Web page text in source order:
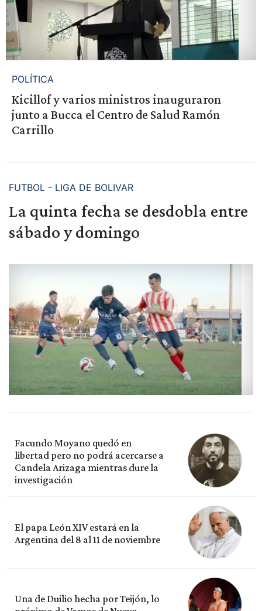
POLÍTICA
Kicillof y varios ministros inauguraron
junto a Bucca el Centro de Salud Ramón
Carrillo
FUTBOL - LIGA DE BOLIVAR
La quinta fecha se desdobla entre
sábado y domingo
Facundo Moyano quedó en
libertad pero no podrá acercarse a
Candela Arizaga mientras dure la
investigación
El papa León XIV estará en la
Argentina del 8 al 11 de noviembre
Una de Duilio hecha por Teijón, lo